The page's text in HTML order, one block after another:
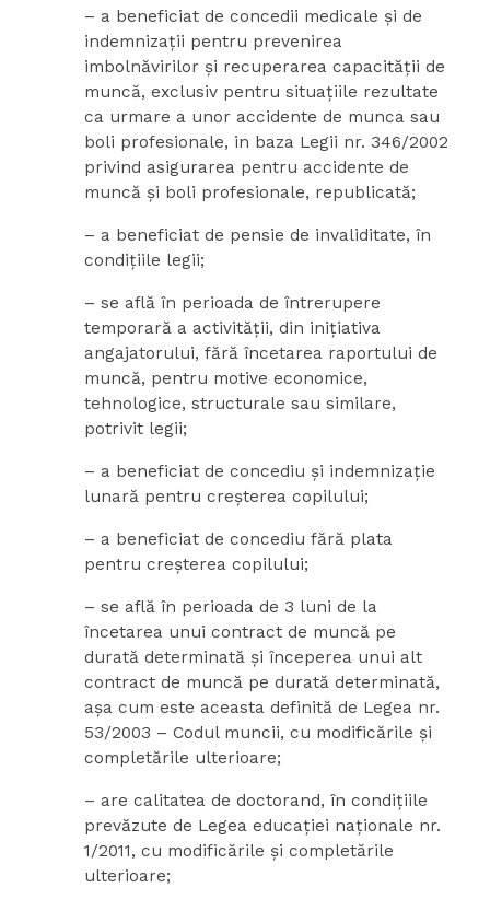
– a beneficiat de concedii medicale şi de
indemnizaţii pentru prevenirea
imbolnăvirilor şi recuperarea capacităţii de
muncă, exclusiv pentru situaţiile rezultate
ca urmare a unor accidente de munca sau
boli profesionale, in baza Legii nr. 346/2002
privind asigurarea pentru accidente de
muncă şi boli profesionale, republicată;
– a beneficiat de pensie de invaliditate, în
condiţiile legii;
– se află în perioada de întrerupere
temporară a activităţii, din iniţiativa
angajatorului, fără încetarea raportului de
muncă, pentru motive economice,
tehnologice, structurale sau similare,
potrivit legii;
– a beneficiat de concediu şi indemnizaţie
lunară pentru creşterea copilului;
– a beneficiat de concediu fără plata
pentru creşterea copilului;
– se află în perioada de 3 luni de la
încetarea unui contract de muncă pe
durată determinată şi începerea unui alt
contract de muncă pe durată determinată,
aşa cum este aceasta definită de Legea nr.
53/2003 – Codul muncii, cu modificările şi
completările ulterioare;
– are calitatea de doctorand, în condiţiile
prevăzute de Legea educaţiei naţionale nr.
1/2011, cu modificările şi completările
ulterioare;